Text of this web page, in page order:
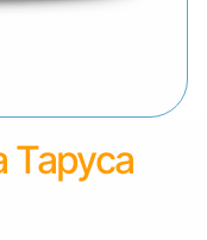
Таруса